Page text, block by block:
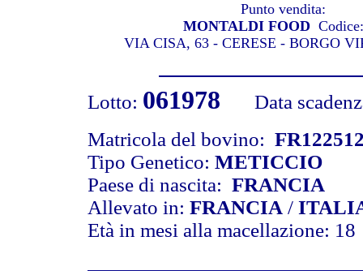
Punto vendita:
MONTALDI FOOD
VIA CISA, 63 - CERESE - BORGO
Lotto: 061978 Data
Matricola del bovino:
Tipo Genetico: METICCIO
Paese di nascita: FRANCIA
Allevato in: FRANCIA /
Età in mesi alla macellazione: 18